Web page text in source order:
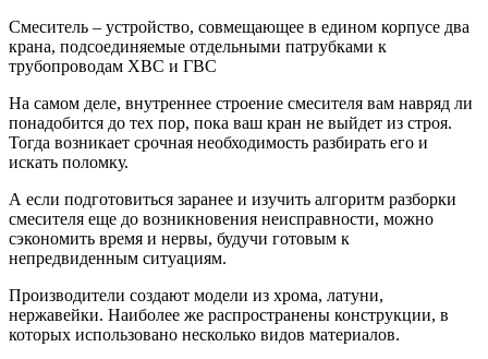
Смеситель – устройство, совмещающее в едином корпусе два
крана, подсоединяемые отдельными патрубками к
трубопроводам ХВС и ГВС
На самом деле, внутреннее строение смесителя вам навряд ли
понадобится до тех пор, пока ваш кран не выйдет из строя.
Тогда возникает срочная необходимость разбирать его и
искать поломку.
А если подготовиться заранее и изучить алгоритм разборки
смесителя еще до возникновения неисправности, можно
сэкономить время и нервы, будучи готовым к
непредвиденным ситуациям.
Производители создают модели из хрома, латуни,
нержавейки. Наиболее же распространены конструкции, в
которых использовано несколько видов материалов.